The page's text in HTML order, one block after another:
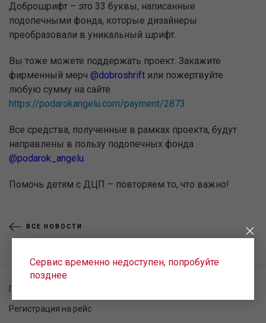
Доброшрифт – это 33 буквы, написанные
подопечными фонда, которые дизайнеры
преобразовали в уникальный шрифт.
Вы тоже можете поддержать проект. Закажите
фирменный мерч @dobroshrift или пожертвуйте
любую сумму на сайте
https://podarokangelu.com/payment/2873
Все средства, полученные в рамках проекта, будут
направлены в пользу подопечных фонда
@podarok_angelu.
Помочь детям с ДЦП – повторяем то, что важно!
ВСЕ НОВОСТИ
Сервис временно недоступен, попробуйте
позднее
Проверка заказа
Регистрация на рейс